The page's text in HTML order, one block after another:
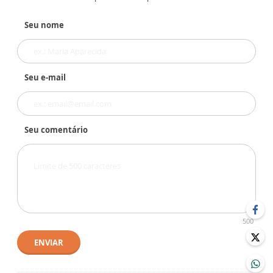
Seu nome
Seu e-mail
Seu comentário
500
ENVIAR